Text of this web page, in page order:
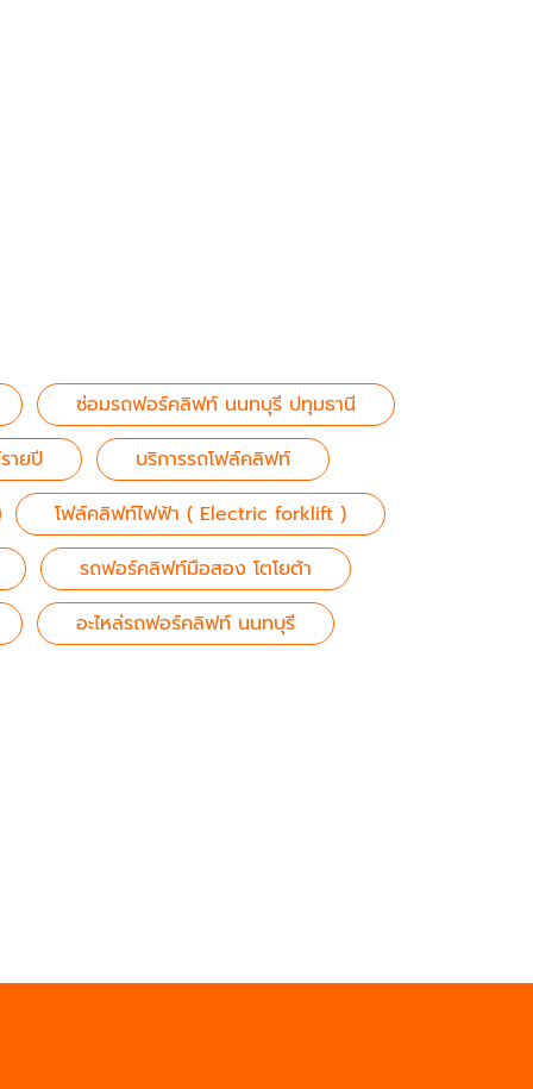
ซ่อมรถฟอร์คลิฟท์ นนทบุรี ปทุมธานี
ายปี
บริการรถโฟล์คลิฟท์
โฟล์คลิฟท์ไฟฟ้า ( Electric forklift )
รถฟอร์คลิฟท์มือสอง โตโยต้า
อะไหล่รถฟอร์คลิฟท์ นนทบุรี